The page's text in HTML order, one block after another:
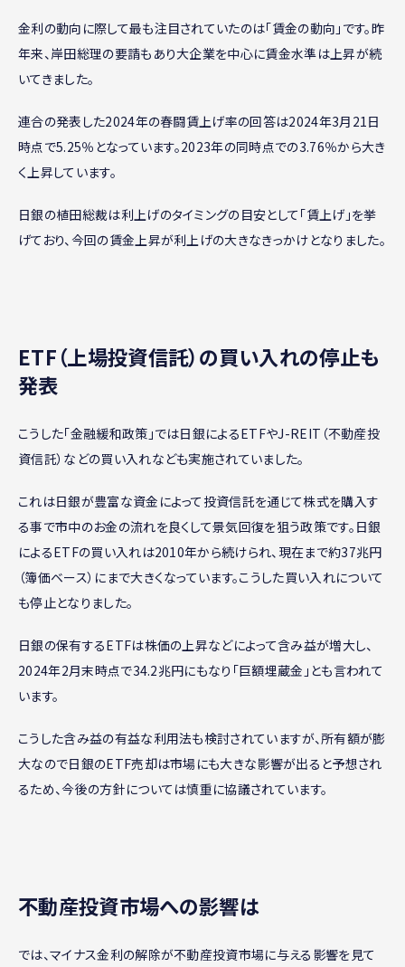
金利の動向に際して最も注目されていたのは「賃金の動向」です。昨
年来、岸田総理の要請もあり大企業を中心に賃金水準は上昇が続
いてきました。
連合の発表した2024年の春闘賃上げ率の回答は2024年3月21日
時点で5.25％となっています。2023年の同時点での3.76％から大き
く上昇しています。
日銀の植田総裁は利上げのタイミングの目安として「賃上げ」を挙
げており、今回の賃金上昇が利上げの大きなきっかけとなりました。
ETF（上場投資信託）の買い入れの停止も
発表
こうした「金融緩和政策」では日銀によるETFやJ-REIT（不動産投
資信託）などの買い入れなども実施されていました。
これは日銀が豊富な資金によって投資信託を通じて株式を購入す
る事で市中のお金の流れを良くして景気回復を狙う政策です。日銀
によるETFの買い入れは2010年から続けられ、現在まで約37兆円
（簿価ベース）にまで大きくなっています。こうした買い入れについて
も停止となりました。
日銀の保有するETFは株価の上昇などによって含み益が増大し、
2024年2月末時点で34.2兆円にもなり「巨額埋蔵金」とも言われて
います。
こうした含み益の有益な利用法も検討されていますが、所有額が膨
大なので日銀のETF売却は市場にも大きな影響が出ると予想され
るため、今後の方針については慎重に協議されています。
不動産投資市場への影響は
では、マイナス金利の解除が不動産投資市場に与える影響を見て